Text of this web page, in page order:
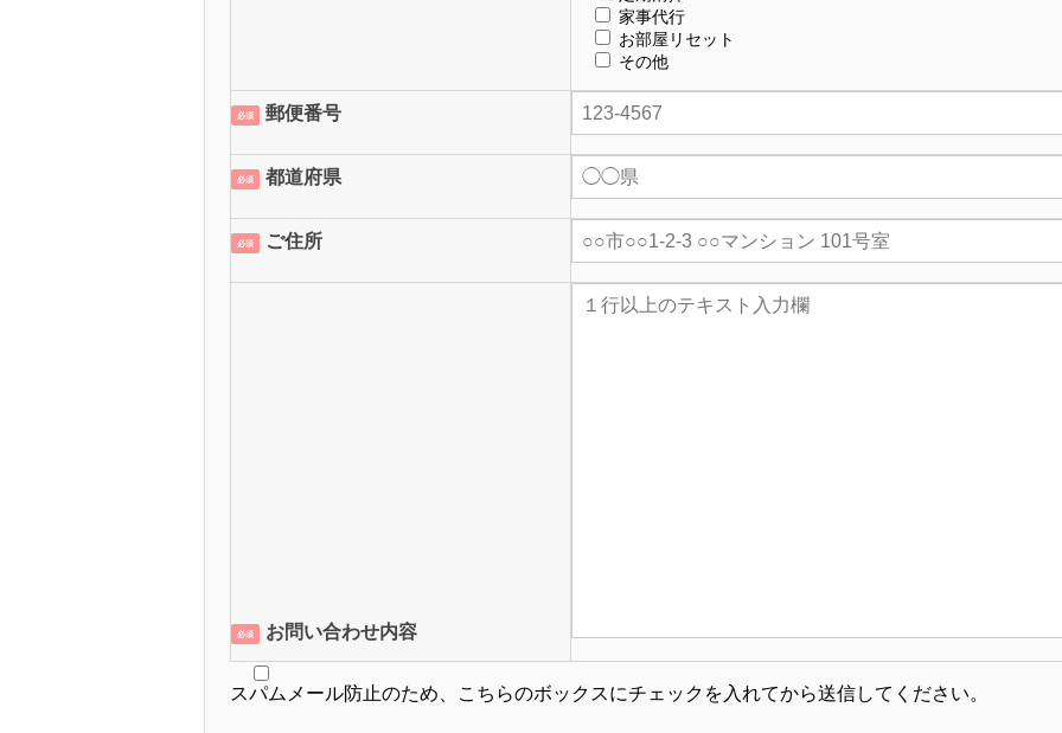
家事代行
お部屋リセット
その他
必須 郵便番号
必須 都道府県
必須 ご住所
必須 お問い合わせ内容
スパムメール防止のため、こちらのボックスにチェックを入れてから送信してください。